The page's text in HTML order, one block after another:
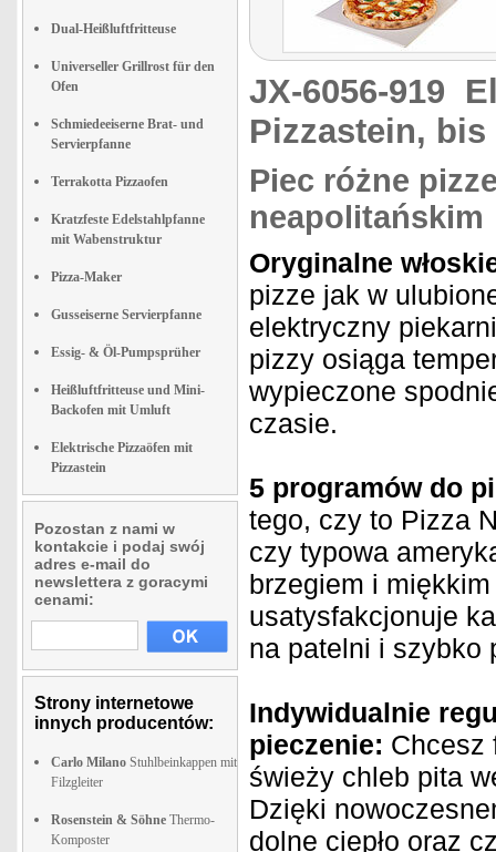
Dual-Heißluftfritteuse
Universeller Grillrost für den
Ofen
Schmiedeeiserne Brat- und
Servierpfanne
Terrakotta Pizzaofen
Kratzfeste Edelstahlpfanne
mit Wabenstruktur
Pizza-Maker
Gusseiserne Servierpfanne
Essig- & Öl-Pumpsprüher
Heißluftfritteuse und Mini-
Backofen mit Umluft
Elektrische Pizzaöfen mit
Pizzastein
Pozostan z nami w
kontakcie i podaj swój
adres e-mail do
newslettera z goracymi
cenami:
Strony internetowe
innych producentów:
Carlo Milano Stuhlbeinkappen mit
Filzgleiter
Rosenstein & Söhne Thermo-
Komposter
JX-6056-919
Pizzastein, bis
Piec różne
neapolitańskim
Oryginalne
pizze jak w
elektryczny
pizzy osiąga
wypieczone
czasie.
5 programów do
tego, czy to Pizza
czy typowa
brzegiem i
usatysfakcjonuje
na patelni i szybko
Indywidualnie
pieczenie: Chcesz
świeży chleb pita
Dzięki
dolne ciepło oraz